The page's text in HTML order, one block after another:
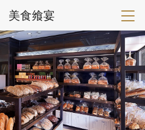
美食飨宴